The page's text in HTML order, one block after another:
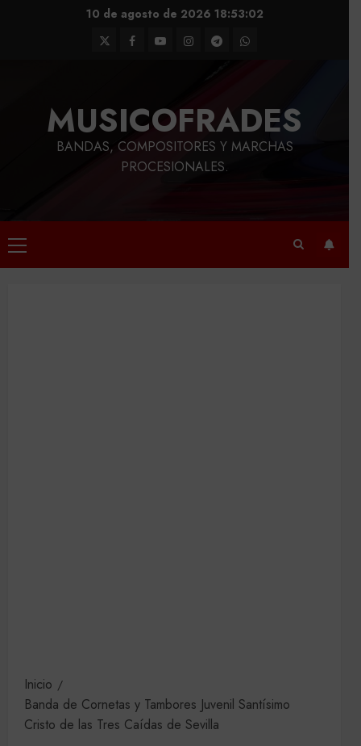
10 de agosto de 2026 18:53:03
TwitterFacebook
YoutubeInstagram
TelegramWhatsApp
MUSICOFRADES
BANDAS, COMPOSITORES Y MARCHAS
PROCESIONALES.
Menú
principal
Inicio
Banda de Cornetas y Tambores Juvenil Santísimo
Cristo de las Tres Caídas de Sevilla